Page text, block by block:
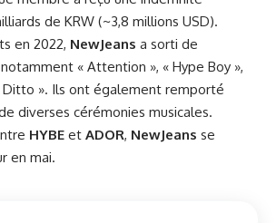
de KRW (~3,8 millions USD).
en 2022, NewJeans a sorti de
« Attention », « Hype Boy »,
Ditto ». Ils ont également remporté
diverses cérémonies musicales.
HYBE et ADOR, NewJeans se
en mai.